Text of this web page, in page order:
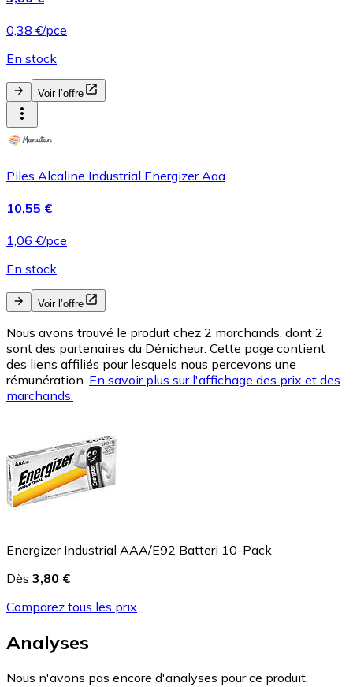
0,38 €/pce
En stock
Voir l’offre
Piles Alcaline Industrial Energizer Aaa
10,55 €
1,06 €/pce
En stock
Voir l’offre
Nous avons trouvé le produit chez 2 marchands, dont 2
sont des partenaires du Dénicheur. Cette page contient
des liens affiliés pour lesquels nous percevons une
rémunération. En savoir plus sur l'affichage des prix et des
marchands.
Energizer Industrial AAA/E92 Batteri 10-Pack
Dès 3,80 €
Comparez tous les prix
Analyses
Nous n'avons pas encore d'analyses pour ce produit.